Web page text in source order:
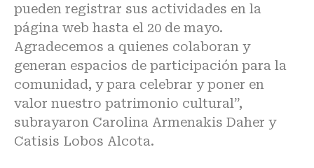
pueden registrar sus actividades en la
página web hasta el 20 de mayo.
Agradecemos a quienes colaboran y
generan espacios de participación para la
comunidad, y para celebrar y poner en
valor nuestro patrimonio cultural”,
subrayaron Carolina Armenakis Daher y
Catisis Lobos Alcota.